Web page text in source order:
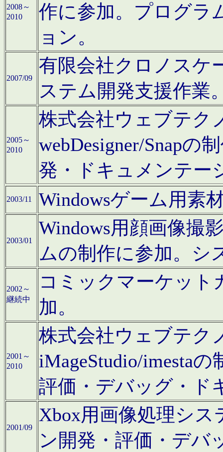
2008～
2010
作に参加。プログラ
ョン。
2007/09
有限会社クロノスケ
ステム開発支援作業
2005～
2010
株式会社ウェブテク
webDesigner/Snapの
発・ドキュメンテー
2003/11 Windowsゲーム用素
2003/01
Windows用顔画像撮
ムの制作に参加。シ
2002～
継続中
コミックマーケット
加。
2001～
2010
株式会社ウェブテク
iMageStudio/imesta
評価・デバッグ・ド
2001/09
Xbox用画像処理シ
ン開発・評価・デバ